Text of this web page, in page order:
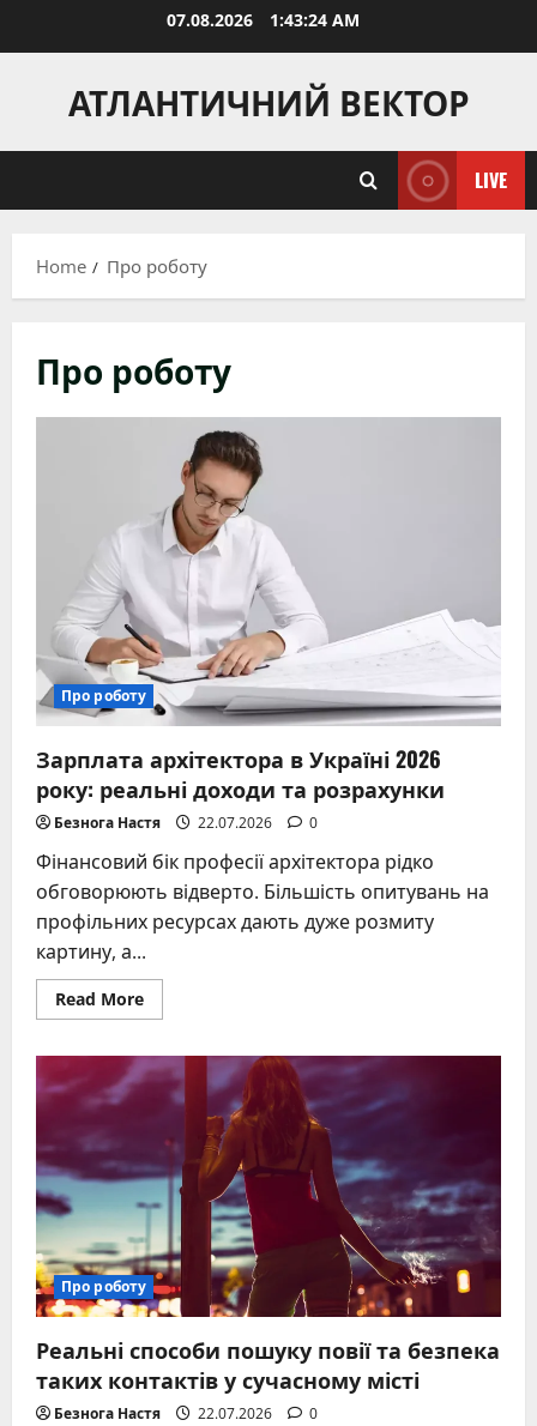
07.08.2026 1:43:25 AM
АТЛАНТИЧНИЙ ВЕКТОР
LIVE
Home Про роботу
Про роботу
Про роботу
Зарплата архітектора в Україні 2026
року: реальні доходи та розрахунки
Безнога Настя 22.07.2026 0
Фінансовий бік професії архітектора рідко
обговорюють відверто. Більшість опитувань на
профільних ресурсах дають дуже розмиту
картину, а...
Read MoreRead
more
архітектора
в
Україні
реальні
доходи
та
розрахунки
Про роботу
Реальні способи пошуку повії та безпека
таких контактів у сучасному місті
Безнога Настя 22.07.2026 0